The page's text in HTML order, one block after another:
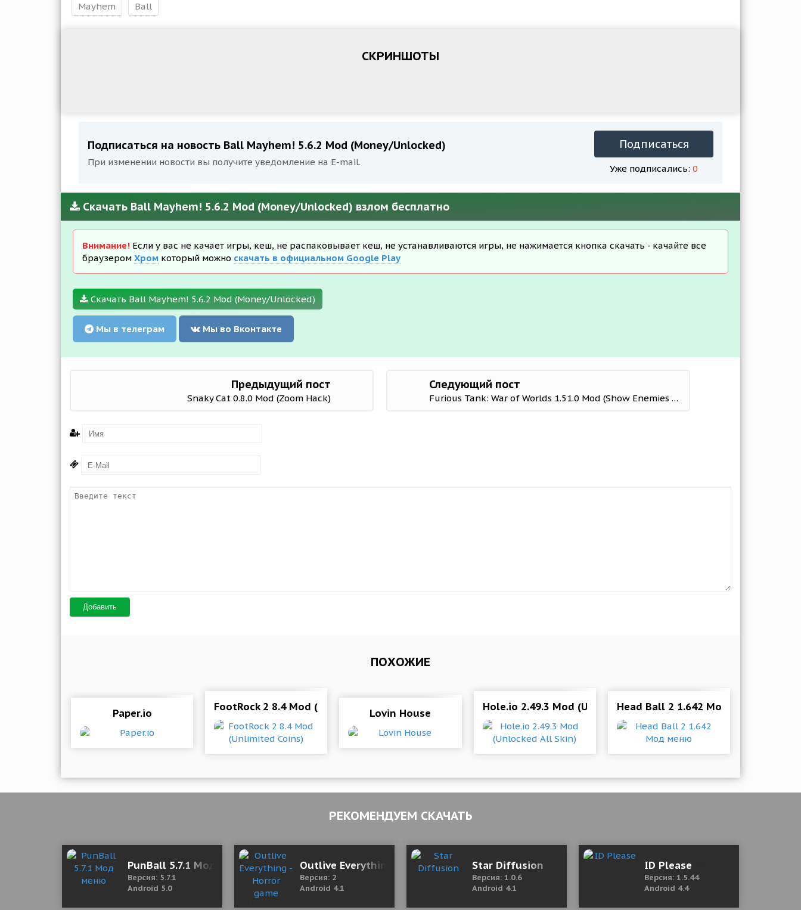
Mayhem Ball
СКРИНШОТЫ
Подписаться на новость Ball Mayhem! 5.6.2 Mod (Money/Unlocked)
При изменении новости вы получите уведомление на E-mail.
Подписаться
Уже подписались: 0
Скачать Ball Mayhem! 5.6.2 Mod (Money/Unlocked) взлом бесплатно
Внимание! Если у вас не качает игры, кеш, не распаковывает кеш, не устанавливаются игры, не нажимается кнопка скачать - качайте все
браузером Хром который можно скачать в официальном Google Play
Скачать Ball Mayhem! 5.6.2 Mod (Money/Unlocked)
Мы в телеграм Мы во Вконтакте
Предыдущий пост
Snaky Cat 0.8.0 Mod (Zoom Hack)
Следующий пост
Furious Tank: War of Worlds 1.51.0 Mod (Show Enemies Radar)
Добавить
ПОХОЖИЕ
Paper.io FootRock 2 8.4 Mod (Unlimited Coins)
Lovin House Hole.io 2.49.3 Mod (Unlocked All Skin)Head Ball 2 1.642 Мод меню
РЕКОМЕНДУЕМ СКАЧАТЬ
PunBall 5.7.1 Мод меню
Версия: 5.7.1
Android 5.0
Outlive Everything - Horror game (Russian Edition)
Версия: 2
Android 4.1
Star Diffusion
Версия: 1.0.6
Android 4.1
ID Please
Версия: 1.5.44
Android 4.4